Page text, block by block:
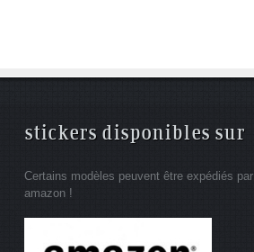
stickers disponibles sur
Certains modèles peuvent être expédiés par
amazon !